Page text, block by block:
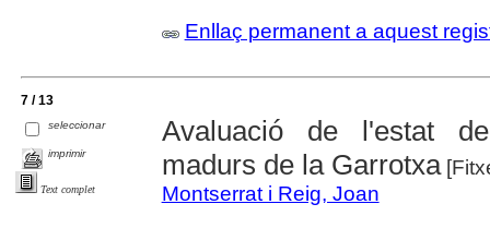
Enllaç permanent a aquest
7 / 13
seleccionar
imprimir
Text complet
Avaluació de l'estat
madurs de la Garrotxa
Montserrat i Reig, Joan